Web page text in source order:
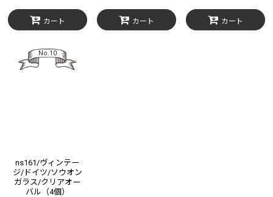
カート カート カート
No.10
ns161/ヴィンテー
ジ/ドイツ/ソウオン
ガラス/クリアオー
バル（4個）